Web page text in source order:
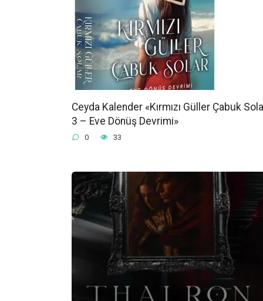
Ceyda Kalender «Kırmızı Güller Çabuk
3 – Eve Dönüş Devrimi»
0 33